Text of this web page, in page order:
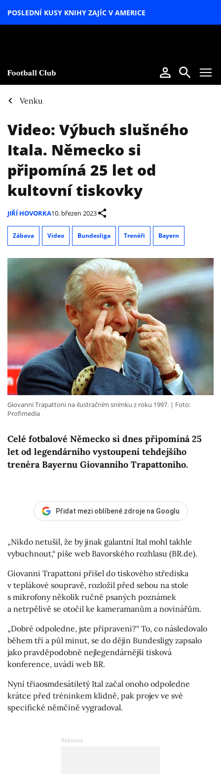
POSLEDNÍ KUSY KNIHY ZAJÍC V AMERICE
Venku
Video: Výbuch slušného
Itala. Německo si
připomíná 25 let od
kultovní tiskovky
JIŘÍ HOVORKA10. březen 2023
Zábava Video Bundesliga Trenéři Bayern
Celé fotbalové Německo si dnes připomíná 25
let od legendárního vystoupení tehdejšího
trenéra Bayernu Giovanniho Trapattoniho.
Giovanni Trapattoni na ilustračním snímku z roku 1997.
Foto:
Profimedia
Přidat mezi oblíbené zdroje na Googlu
„Nikdo netušil, že by jinak galantní Ital mohl takhle
vybuchnout,“ píše web Bavorského rozhlasu (BR.de).
Giovanni Trapattoni přišel do tiskového střediska
v teplákové soupravě, rozložil před sebou na stole
s mikrofony několik ručně psaných poznámek
a netrpělivě se otočil ke kameramanům a novinářům.
„Dobré odpoledne, jste připraveni?“ To, co následovalo
během tří a půl minut, se do dějin Bundesligy zapsalo
jako pravděpodobně nejlegendárnější tisková
konference, uvádí web BR.
Nyní třiaosmdesátiletý Ital začal onoho odpoledne
krátce před tréninkem klidně, pak projev ve své
specifické němčině vygradoval.